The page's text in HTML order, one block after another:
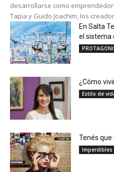
desarrollarse como
Tapia y Guido Joachim, los
En Salta
el sistema
¿Cómo
Estilo de
Tenés que
Imperdibles